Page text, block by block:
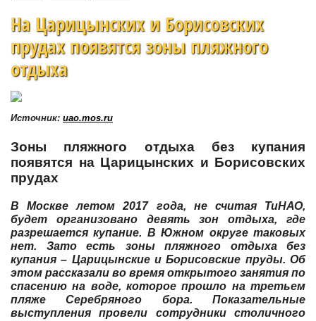
На Царицынских и Борисовских
прудах появятся зоны пляжного
отдыха
Источник: uao.mos.ru
Зоны пляжного отдыха без купания
появятся на Царицынских и Борисовских
прудах
В Москве летом 2017 года, не считая ТиНАО,
будет организовано девять зон отдыха, где
разрешается купание. В Южном округе таковых
нет. Зато есть зоны пляжного отдыха без
купания – Царицынские и Борисовские пруды. Об
этом рассказали во время открытого занятия по
спасению на воде, которое прошло на третьем
пляже Серебряного бора. Показательные
выступления провели сотрудники столичного